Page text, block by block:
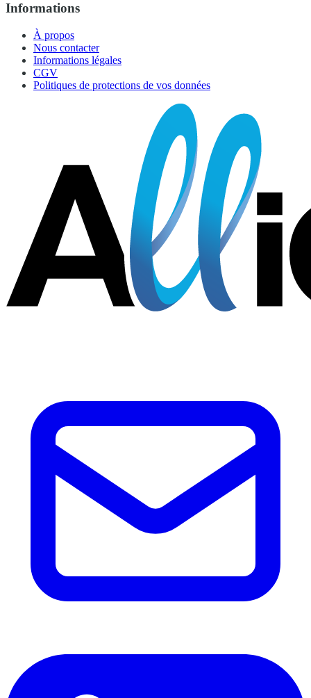
Informations
À propos
Nous contacter
Informations légales
CGV
Politiques de protections de vos données